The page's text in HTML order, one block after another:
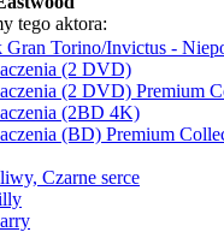
tego aktora:
Gran Torino/Invictus -
(2 DVD)
(2 DVD) Premium
(2BD 4K)
(BD) Premium
Czarne serce